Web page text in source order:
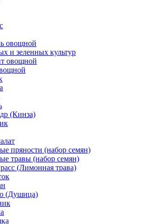
овощной
и зеленных культур
овощной
(Кинза)
пряности (набор семян)
травы (набор семян)
(Лимонная трава)
(Душица)